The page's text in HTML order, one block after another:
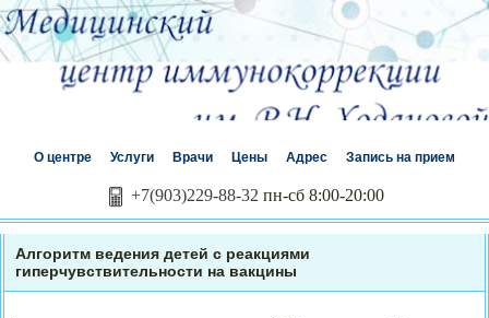
О центре Услуги Врачи Цены Адрес Запись на прием
+7(903)229-88-32 пн-сб 8:00-20:00
Алгоритм ведения детей с реакциями
гиперчувствительности на вакцины